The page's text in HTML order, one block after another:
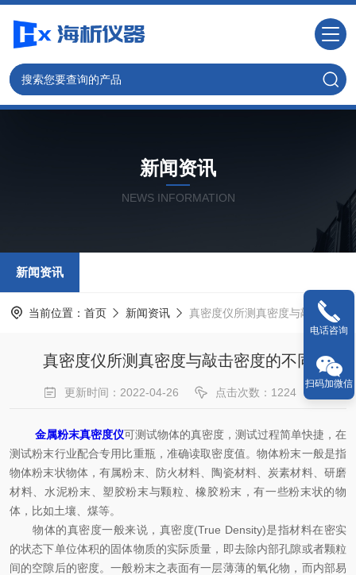
新闻资讯
NEWS INFORMATION
新闻资讯
当前位置： 首页 新闻资讯 真密度仪所测真密度与敲击密度的不同
真密度仪所测真密度与敲击密度的不同
更新时间：2022-04-26 点击次数：1224
金属粉末真密度仪可测试物体的真密度，测试过程简单快捷，在
测试粉末行业配合专用比重瓶，准确读取密度值。物体粉末一般是指
物体粉末状物体，有属粉末、防火材料、陶瓷材料、炭素材料、研磨
材料、水泥粉末、塑胶粉末与颗粒、橡胶粉末，有一些粉末状的物
体，比如土壤、煤等。
物体的真密度一般来说，真密度(True Density)是指材料在密实
的状态下单位体积的固体物质的实际质量，即去除内部孔隙或者颗粒
间的空隙后的密度。一般粉末之表面有一层薄薄的氧化物，而内部易
电话咨询
扫码加微信